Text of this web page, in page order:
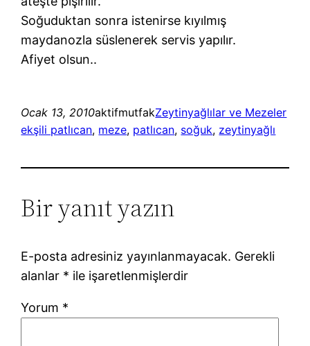
Soğuduktan sonra istenirse kıyılmış
maydanozla süslenerek servis yapılır.
Afiyet olsun..
Ocak 13, 2010aktifmutfakZeytinyağlılar ve Mezeler
ekşili patlıcan, meze, patlıcan, soğuk, zeytinyağlı
Bir yanıt yazın
E-posta adresiniz yayınlanmayacak. Gerekli
alanlar * ile işaretlenmişlerdir
Yorum *